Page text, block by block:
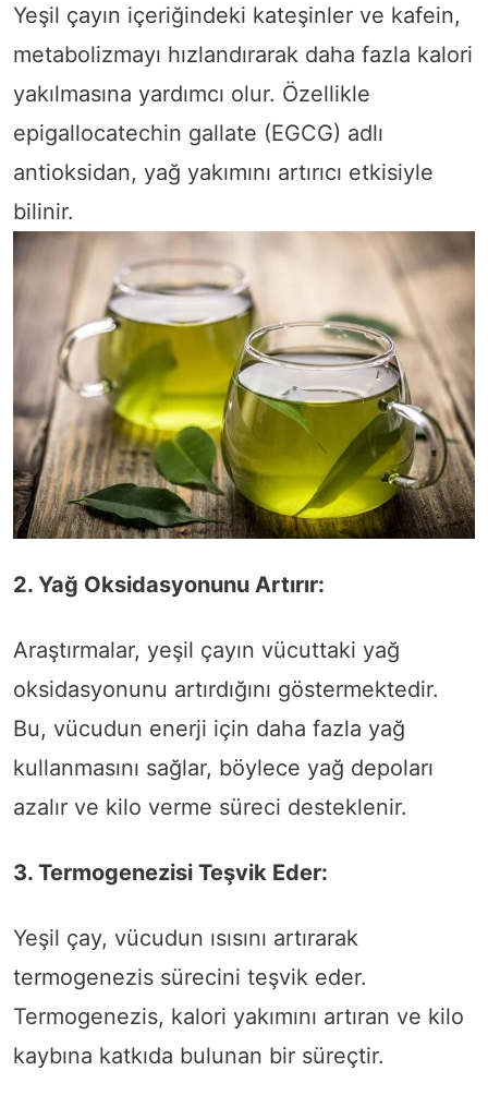
Yeşil çayın içeriğindeki kateşinler ve kafein,
metabolizmayı hızlandırarak daha fazla kalori
yakılmasına yardımcı olur. Özellikle
epigallocatechin gallate (EGCG) adlı
antioksidan, yağ yakımını artırıcı etkisiyle
bilinir.
2. Yağ Oksidasyonunu Artırır:
Araştırmalar, yeşil çayın vücuttaki yağ
oksidasyonunu artırdığını göstermektedir.
Bu, vücudun enerji için daha fazla yağ
kullanmasını sağlar, böylece yağ depoları
azalır ve kilo verme süreci desteklenir.
3. Termogenezisi Teşvik Eder:
Yeşil çay, vücudun ısısını artırarak
termogenezis sürecini teşvik eder.
Termogenezis, kalori yakımını artıran ve kilo
kaybına katkıda bulunan bir süreçtir.